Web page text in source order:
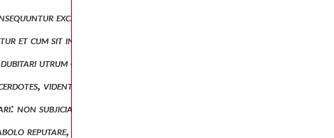
excludere. qui ergo dicit propter hoc parvulos ad jus diaboli
et cum sit in potestate utriusque rejectio, non est tamen in arbitrio
utrum commixtio conjugalis bona esset, atque ab eis peterem
videntesque nihil in sensibus carnis, nihil in fetibus sexuum, alt
non subjiciantur judicio negligentiora commenta: neque enim iram
reputare, non corpora, sed delicta: inficiaris omnino, sicut